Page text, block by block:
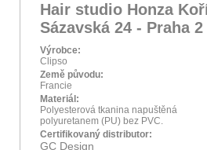
Hair studio Honza
Sázavská 24 - Praha 2
Výrobce:
Clipso
Země původu:
Francie
Materiál:
Polyesterová tkanina napuštěná
polyuretanem (PU) bez PVC.
Certifikovaný distributor:
GC Design